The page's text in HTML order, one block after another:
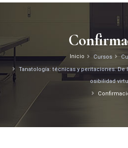
Inicio Cursos
Tanatología: técnicas y peritaciones.
osibilidad